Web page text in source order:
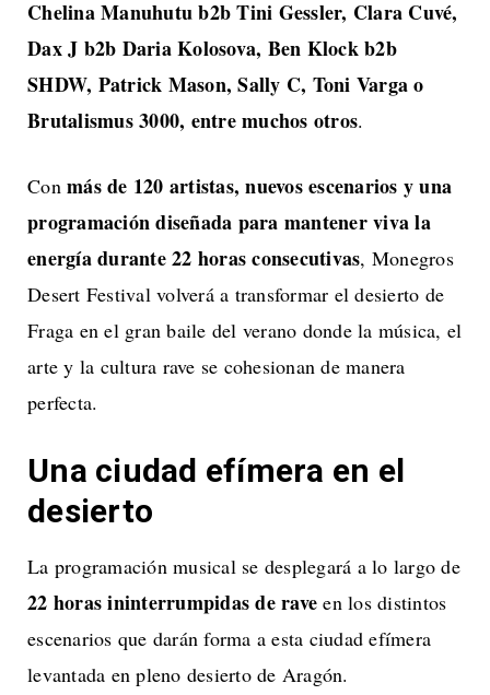
Chelina Manuhutu b2b Tini Gessler, Clara Cuvé,
Dax J b2b Daria Kolosova, Ben Klock b2b
SHDW, Patrick Mason, Sally C, Toni Varga o
Brutalismus 3000, entre muchos otros.
Con más de 120 artistas, nuevos escenarios y una
programación diseñada para mantener viva la
energía durante 22 horas consecutivas, Monegros
Desert Festival volverá a transformar el desierto de
Fraga en el gran baile del verano donde la música, el
arte y la cultura rave se cohesionan de manera
perfecta.
Una ciudad efímera en el
desierto
La programación musical se desplegará a lo largo de
22 horas ininterrumpidas de rave en los distintos
escenarios que darán forma a esta ciudad efímera
levantada en pleno desierto de Aragón.